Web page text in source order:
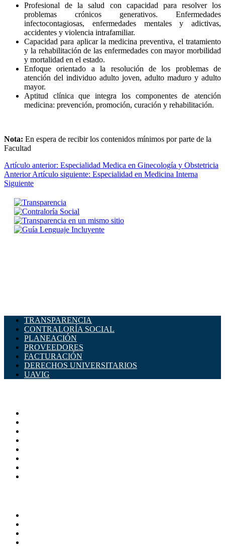
Profesional de la salud con capacidad para resolver los
problemas crónicos generativos. Enfermedades
infectocontagiosas, enfermedades mentales y adictivas,
accidentes y violencia intrafamiliar.
Capacidad para aplicar la medicina preventiva, el tratamiento
y la rehabilitación de las enfermedades con mayor morbilidad
y mortalidad en el estado.
Enfoque orientado a la resolución de los problemas de
atención del individuo adulto joven, adulto maduro y adulto
mayor.
Aptitud clínica que integra los componentes de atención
medicina: prevención, promoción, curación y rehabilitación.
Nota: En espera de recibir los contenidos mínimos por parte de la
Facultad
Artículo anterior: Especialidad Medica en Ginecología y Obstetricia
Anterior Artículo siguiente: Especialidad en Medicina Interna
Siguiente
TRANSPARENCIA
CONTRALORÍA SOCIAL
PLANEACIÓN
PROVEEDORES
FACTURACIÓN
DERECHOS UNIVERSITARIOS
UAVIG